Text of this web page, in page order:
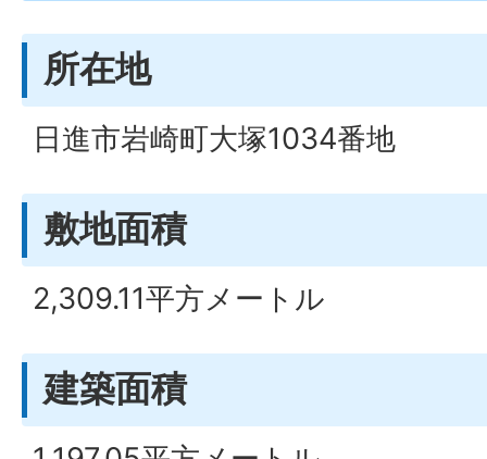
所在地
日進市岩崎町大塚1034番地
敷地面積
2,309.11平方メートル
建築面積